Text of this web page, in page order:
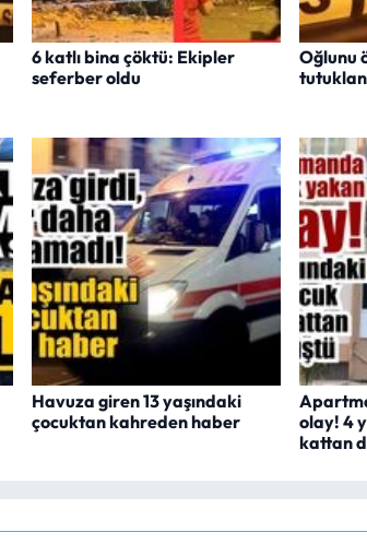
6 katlı bina çöktü: Ekipler
seferber oldu
Oğlunu
Havuza giren 13 yaşındaki
çocuktan kahreden haber
olay! 4
kattan